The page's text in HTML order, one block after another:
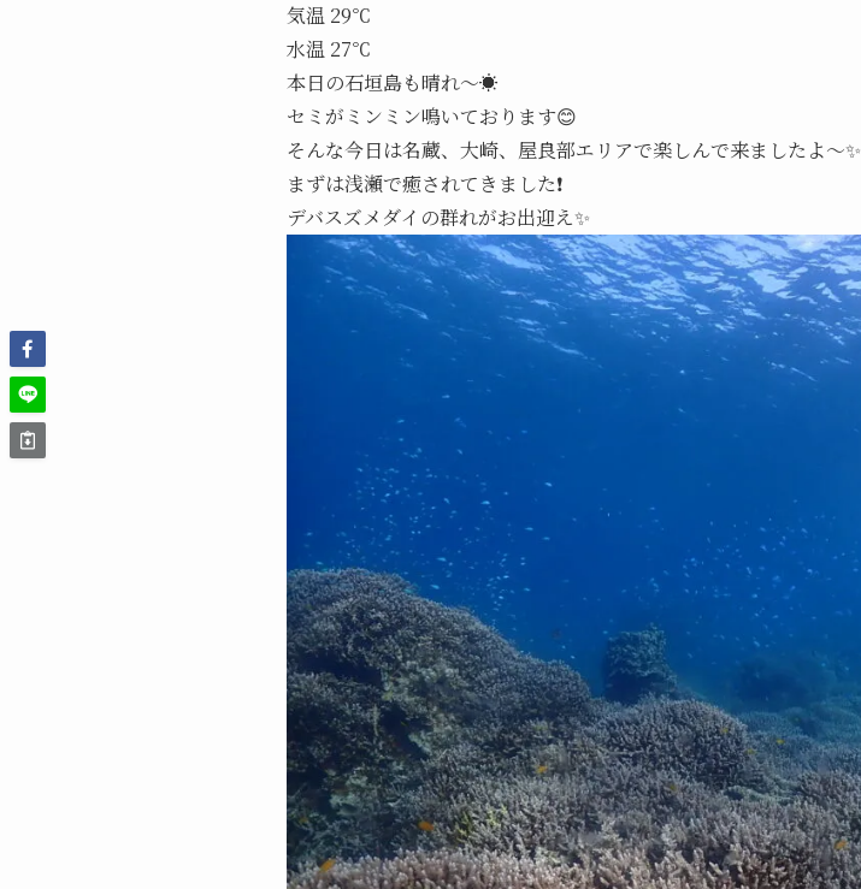
気温 29℃
水温 27℃
本日の石垣島も晴れ～☀️
セミがミンミン鳴いております😊
そんな今日は名蔵、大崎、屋良部エリアで楽しんで来ましたよ～✨
まずは浅瀬で癒されてきました❗
デバスズメダイの群れがお出迎え✨